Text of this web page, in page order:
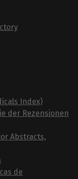
Index)
der Rezensionen
Abstracts,
de